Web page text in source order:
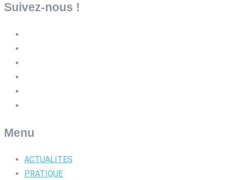
Suivez-nous !
Menu
ACTUALITES
PRATIQUE